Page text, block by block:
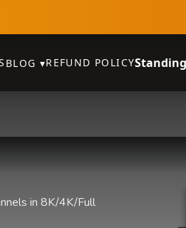
BLOG ▾REFUND POLICY
in 8K/4K/Full